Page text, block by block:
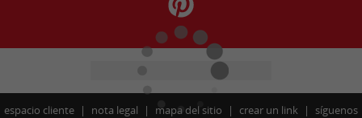
espacio cliente nota legal mapa del sitio crear un link síguenos